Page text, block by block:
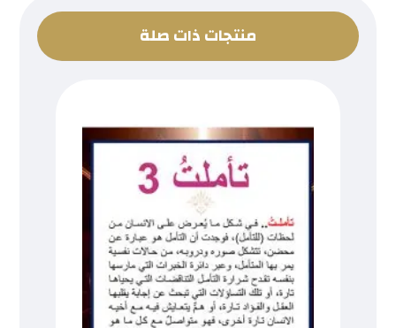
منتجات ذات صلة